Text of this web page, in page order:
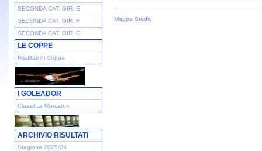
SECONDA CAT. GIR. E
SECONDA CAT. GIR. F
SECONDA CAT. GIR. C
LE COPPE
Risultati di Coppa
I GOLEADOR
Classifica Marcatori
ARCHIVIO RISULTATI
Stagione 2025/26
Mappa Stadio